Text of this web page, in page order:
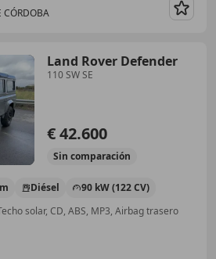
CÓRDOBA
Land Rover Defender
110 SW SE
€ 42.600
Sin comparación
Diésel
90 kW (122 CV)
solar, CD, ABS, MP3, Airbag trasero